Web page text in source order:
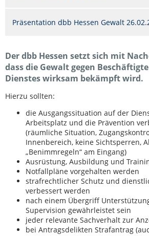
Präsentation dbb Hessen Gewalt
Der dbb Hessen setzt sich mit
dass die Gewalt gegen
Dienstes wirksam bekämpft wird.
Hierzu sollten:
die Ausgangssituation auf der
Arbeitsplatz und die Prävention
(räumliche Situation,
Innenbereich, keine Sichtsperren,
„Benimmregeln“ am Eingang)
Ausrüstung, Ausbildung und
Notfallpläne vorgehalten werden
strafrechtlicher Schutz und
verbessert werden
nach einem Übergriff
Supervision gewährleistet sein
jeder relevante Sachverhalt zur
bei Antragsdelikten Strafantrag